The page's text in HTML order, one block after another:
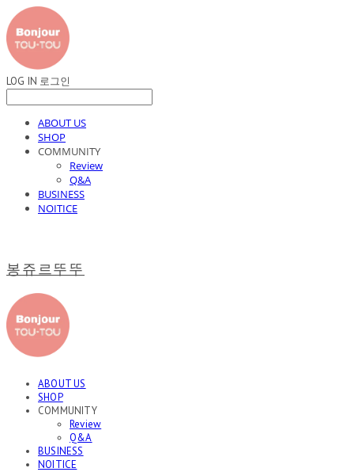
LOG IN 로그인
ABOUT US
SHOP
COMMUNITY
Review
Q&A
BUSINESS
NOITICE
봉쥬르뚜뚜
ABOUT US
SHOP
COMMUNITY
Review
Q&A
BUSINESS
NOITICE